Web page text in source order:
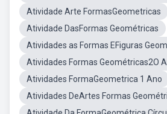
Atividade Arte FormasGeometricas
Atividade DasFormas Geométricas
Atividades as Formas EFiguras
Atividades Formas Geométricas2O
Atividades FormaGeometrica 1 Ano
Atividades DeArtes Formas